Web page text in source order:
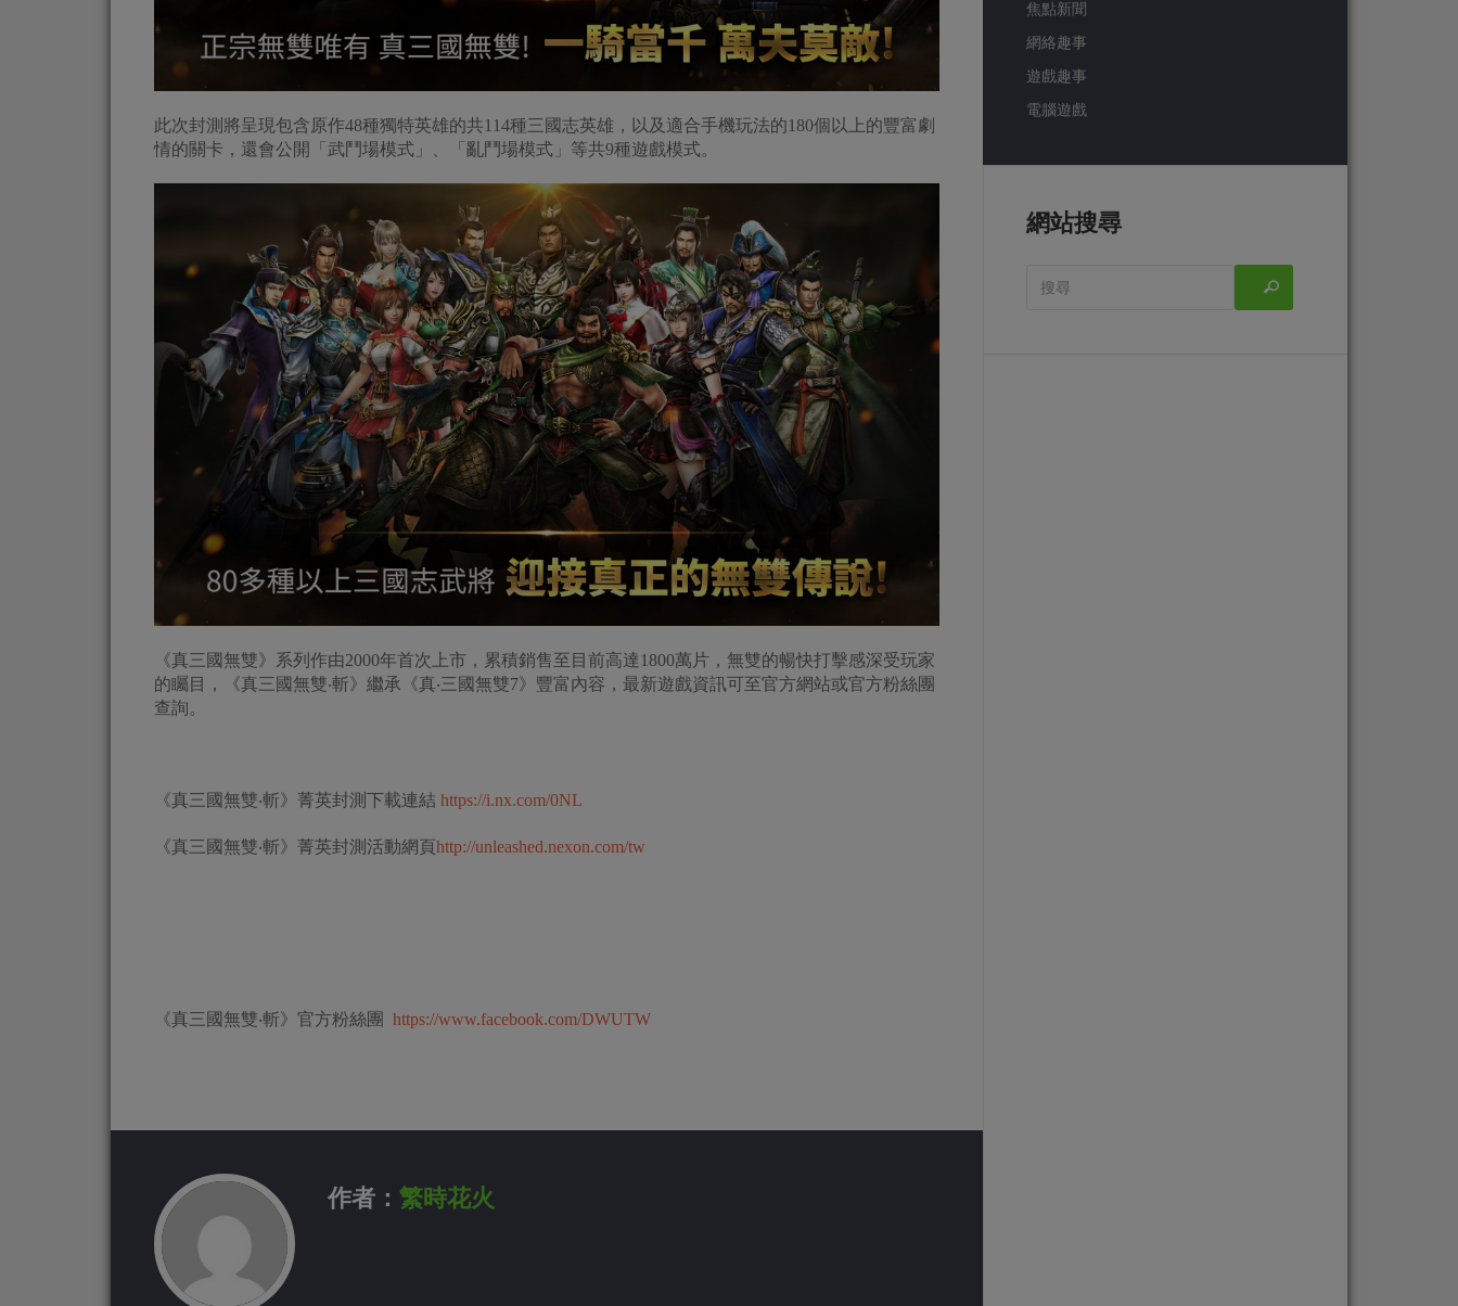
此次封測將呈現包含原作48種獨特英雄的共114種三國志英雄，以及適合手機玩法的180個以上的豐富劇
情的關卡，還會公開「武鬥場模式」、「亂鬥場模式」等共9種遊戲模式。
《真三國無雙》系列作由2000年首次上市，累積銷售至目前高達1800萬片，無雙的暢快打擊感深受玩家
的矚目，《真三國無雙‧斬》繼承《真‧三國無雙7》豐富內容，最新遊戲資訊可至官方網站或官方粉絲團
查詢。
《真三國無雙‧斬》菁英封測下載連結 https://i.nx.com/0NL
《真三國無雙‧斬》菁英封測活動網頁http://unleashed.nexon.com/tw
《真三國無雙‧斬》官方粉絲團 https://www.facebook.com/DWUTW
作者： 繁時花火
焦點新聞
網絡趣事
遊戲趣事
電腦遊戲
網站搜尋